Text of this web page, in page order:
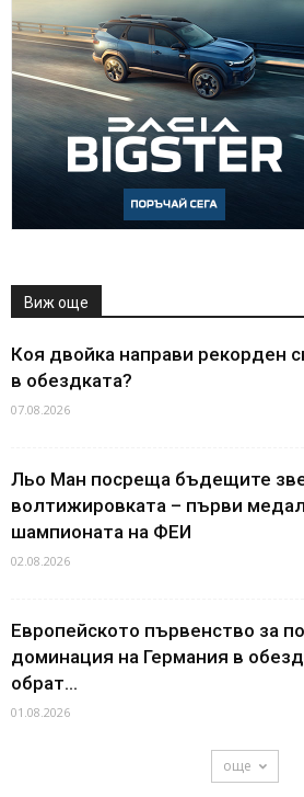
Виж още
Коя двойка направи рекорден
в обездката?
07.08.2026
Льо Ман посреща бъдещите
волтижировката – първи
шампионата на ФЕИ
02.08.2026
Европейското първенство за
доминация на Германия в
обрат...
01.08.2026
още